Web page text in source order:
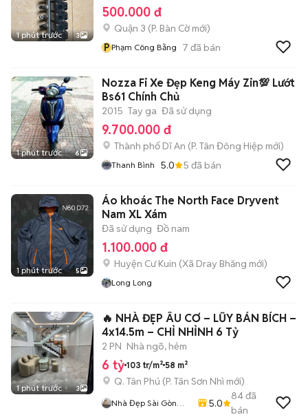
1 phút trước 3
500.000 đ
Quận 3 (P. Bàn Cờmới)
P Phạm Công Bằng 7 đã bán
1 phút trước 6
Nozza Fi Xe Đẹp Keng Máy Zin💯 Lướt
Bs61 Chính Chủ
2015 Tay ga Đã sử dụng
9.700.000 đ
Thành phố Dĩ An (P. Tân Đông Hiệp mới)
Thanh Bình 5.0 5 đã bán
1 phút trước 5
Áo khoác The North Face Dryvent
Nam XL Xám
Đã sử dụng Đồ nam
1.100.000 đ
Huyện Cư Kuin (Xã Dray Bhăng mới)
Long Long
1 phút trước 3
🔥 NHÀ ĐẸP ÂU CƠ – LŨY BÁN BÍCH –
4x14.5m – CHỈ NHỈNH 6 Tỷ
2 PN Nhà ngõ, hẻm
6 tỷ 103 tr/m² 58 m²
Q. Tân Phú (P. Tân Sơn Nhì mới)
Nhà Đẹp Sài Gòn
5.0
84đã
bán